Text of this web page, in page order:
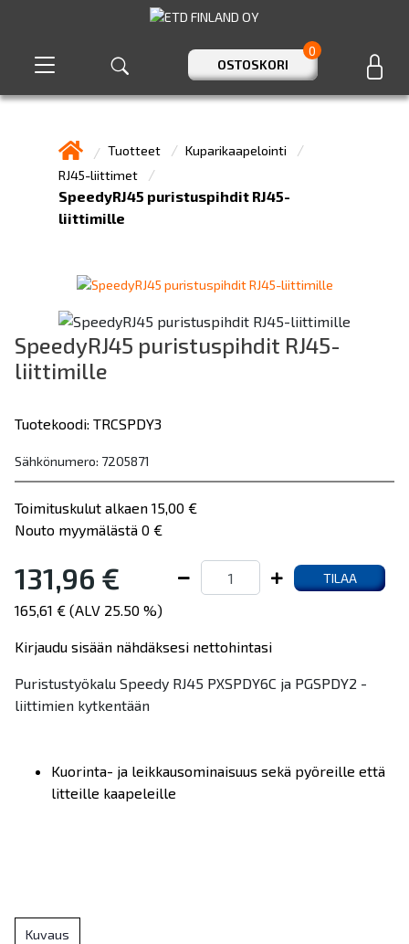
OSTOSKORI
0
Tuotteet
Kuparikaapelointi
RJ45-liittimet
SpeedyRJ45 puristuspihdit RJ45-
liittimille
SpeedyRJ45 puristuspihdit RJ45-
liittimille
Tuotekoodi: TRCSPDY3
Sähkönumero: 7205871
Toimituskulut alkaen 15,00 €
Nouto myymälästä 0 €
131,96 € TILAA
165,61 € (ALV 25.50 %)
Kirjaudu sisään nähdäksesi nettohintasi
Puristustyökalu Speedy RJ45 PXSPDY6C ja PGSPDY2 -
liittimien kytkentään
Kuorinta- ja leikkausominaisuus sekä pyöreille että
litteille kaapeleille
Kuvaus